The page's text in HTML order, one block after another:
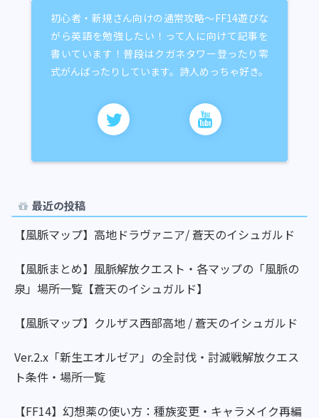
初心者・新規さん向けの通常攻略～FF14遊びな
がら英語を勉強したい！って人に向けて記事を
書いています！普段はクガネタワー登ったり零
式がんばったりしています。詩人めっちゃ好き。
最近の投稿
【風脈マップ】高地ドラヴァニア/ 蒼天のイシュガルド
【風脈まとめ】風脈解放クエスト・各マップの「風脈の
泉」場所一覧【蒼天のイシュガルド】
【風脈マップ】クルザス西部高地 / 蒼天のイシュガルド
Ver.2.x「新生エオルゼア」の全討伐・討滅戦解放クエス
ト条件・場所一覧
【FF14】幻想薬の使い方：種族変更・キャラメイク再編